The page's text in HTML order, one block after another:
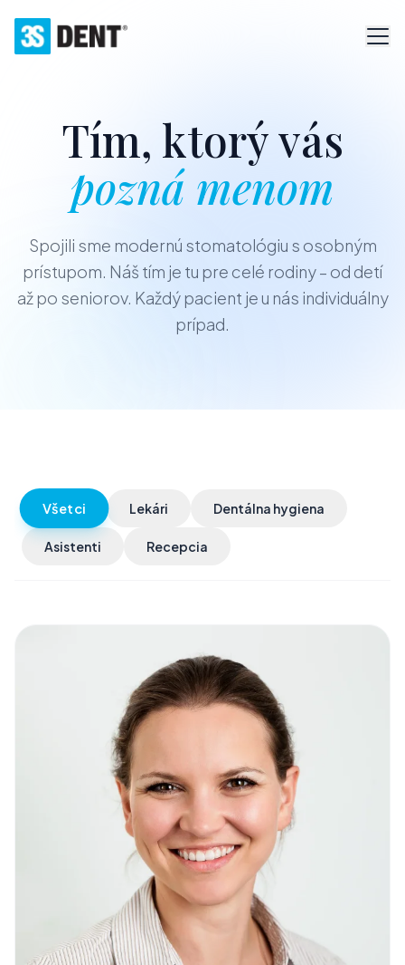
Tím, ktorý vás
pozná menom
Spojili sme modernú stomatológiu s osobným
prístupom. Náš tím je tu pre celé rodiny – od detí
až po seniorov. Každý pacient je u nás individuálny
prípad.
Všetci Lekári Dentálna hygiena
Asistenti Recepcia